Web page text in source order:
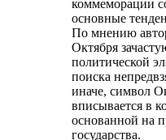
коммеморации
основные
По мнению
Октября
политической
поиска
иначе, символ
вписывается в
основанной на
государства.